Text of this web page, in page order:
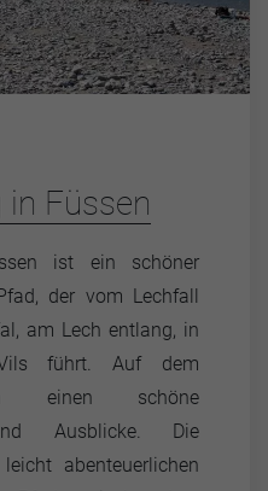
in Füssen
ist ein schöner
der vom Lechfall
am Lech entlang, in
führt. Auf dem
einen schöne
Ausblicke. Die
abenteuerlichen